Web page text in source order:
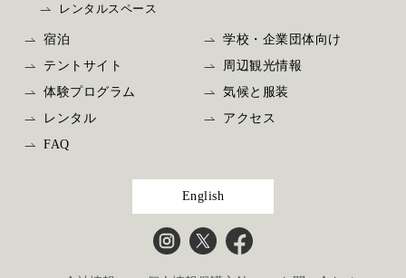
レンタルスペース
宿泊
テントサイト
体験プログラム
レンタル
FAQ
学校・企業団体向け
周辺観光情報
気候と服装
アクセス
English